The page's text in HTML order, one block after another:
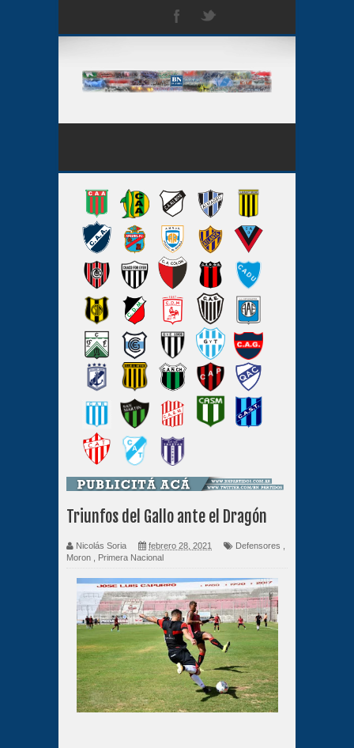
Triunfos del Gallo ante el Dragón
Nicolás Soria febrero 28, 2021 Defensores
Moron
Primera Nacional